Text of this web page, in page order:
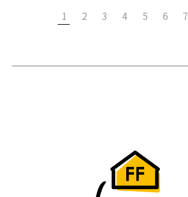
1 2 3 4 5 6 7